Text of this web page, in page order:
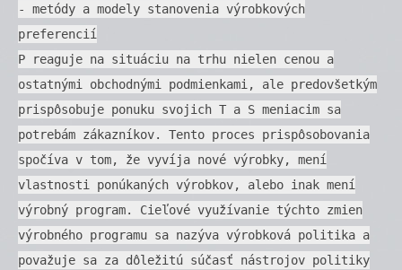
- metódy a modely stanovenia výrobkových
preferencií
P reaguje na situáciu na trhu nielen cenou a
ostatnými obchodnými podmienkami, ale predovšetkým
prispôsobuje ponuku svojich T a S meniacim sa
potrebám zákazníkov. Tento proces prispôsobovania
spočíva v tom, že vyvíja nové výrobky, mení
vlastnosti ponúkaných výrobkov, alebo inak mení
výrobný program. Cieľové využívanie týchto zmien
výrobného programu sa nazýva výrobková politika a
považuje sa za dôležitú súčasť nástrojov politiky